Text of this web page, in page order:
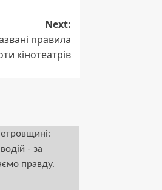
Next:
правила
кінотеатрів